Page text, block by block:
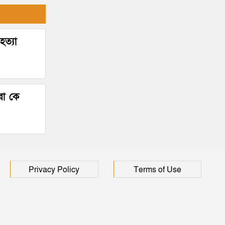
কে
Privacy Policy Terms of Use